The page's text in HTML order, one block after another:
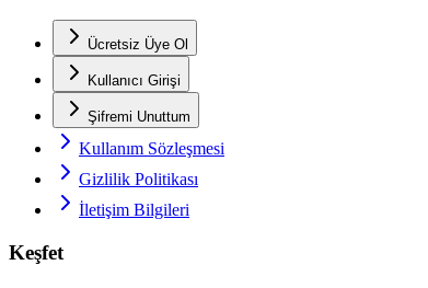
Ücretsiz Üye Ol
Kullanıcı Girişi
Şifremi Unuttum
Kullanım Sözleşmesi
Gizlilik Politikası
İletişim Bilgileri
Keşfet